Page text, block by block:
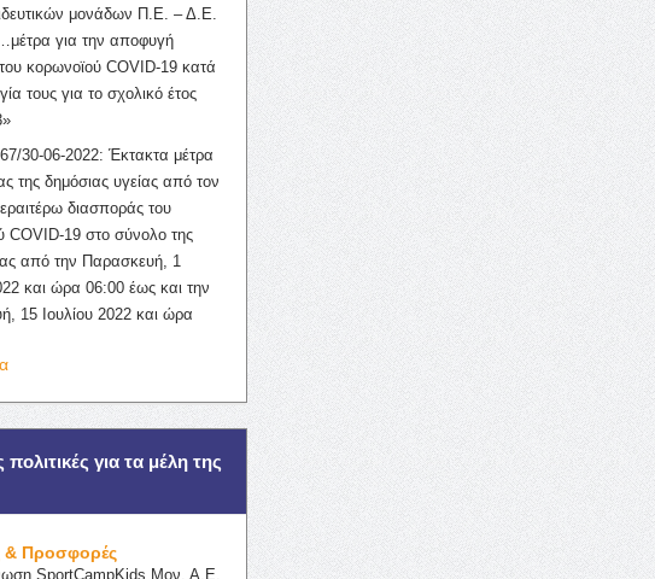
μονάδων Π.Ε. – Δ.Ε.
για την αποφυγή
κορωνοϊού COVID-19 κατά
τους για το σχολικό έτος
30-06-2022: Έκτακτα μέτρα
της δημόσιας υγείας από τον
διασποράς του
COVID-19 στο σύνολο της
από την Παρασκευή, 1
και ώρα 06:00 έως και την
15 Ιουλίου 2022 και ώρα
για τα μέλη της
& Προσφορές
SportCampKids Μον. Α.Ε.